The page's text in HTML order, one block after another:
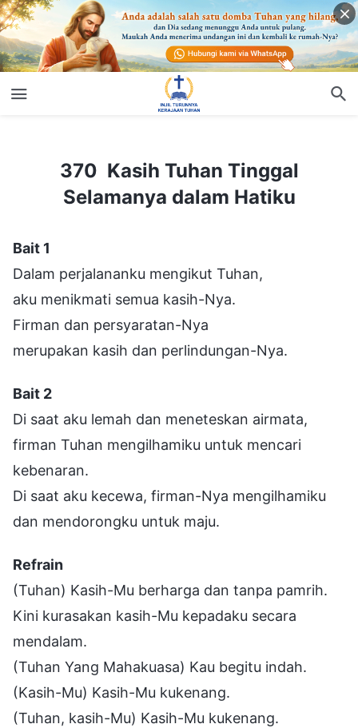
370 Kasih Tuhan Tinggal Selamanya dalam Hatiku
370 Kasih Tuhan Tinggal
Selamanya dalam Hatiku
Bait 1
Dalam perjalananku mengikut Tuhan,
aku menikmati semua kasih-Nya.
Firman dan persyaratan-Nya
merupakan kasih dan perlindungan-Nya.
Bait 2
Di saat aku lemah dan meneteskan airmata,
firman Tuhan mengilhamiku untuk mencari
kebenaran.
Di saat aku kecewa, firman-Nya mengilhamiku
dan mendorongku untuk maju.
Refrain
(Tuhan) Kasih-Mu berharga dan tanpa pamrih.
Kini kurasakan kasih-Mu kepadaku secara
mendalam.
(Tuhan Yang Mahakuasa) Kau begitu indah.
(Kasih-Mu) Kasih-Mu kukenang.
(Tuhan, kasih-Mu) Kasih-Mu kukenang.